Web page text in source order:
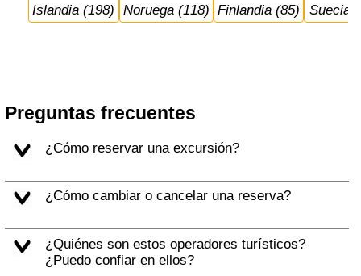
Islandia (198) Noruega (118) Finlandia (85) Suecia
Preguntas frecuentes
¿Cómo reservar una excursión?
¿Cómo cambiar o cancelar una reserva?
¿Quiénes son estos operadores turísticos?
¿Puedo confiar en ellos?